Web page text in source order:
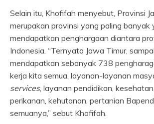
Selain itu, Khofifah menyebut, Provinsi
merupakan provinsi yang paling banyak
mendapatkan penghargaan diantara
Indonesia. “Ternyata Jawa Timur,
mendapatkan sebanyak 738
kerja kita semua, layanan-layanan
services, layanan pendidikan,
perikanan, kehutanan, pertanian
semuanya,” sebut Khofifah.